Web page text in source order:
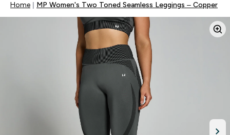
Home MP Women's Two Toned Seamless Leggings – Copper